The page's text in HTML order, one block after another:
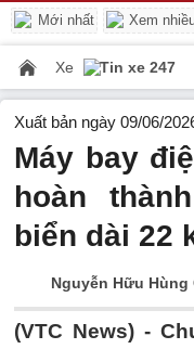
Mới nhất Xem
Xe Tin xe 247
Xuất bản ngày 09/06/
Máy bay
hoàn
biển dài 22
Nguyễn Hữu Hùng
(VTC News) -